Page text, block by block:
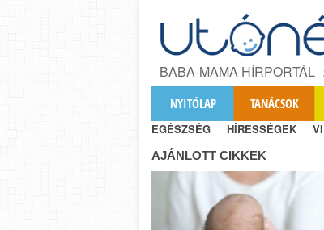
BABA-MAMA HÍRPORTÁL
NYITÓLAP TANÁCSOK
EGÉSZSÉG HÍRESSÉGEK
AJÁNLOTT CIKKEK